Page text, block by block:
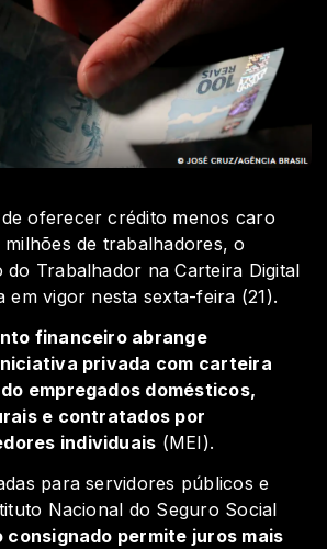
oferecer crédito menos caro
de trabalhadores, o
do Trabalhador na Carteira Digital
em vigor nesta sexta-feira (21).
financeiro abrange
privada com carteira
empregados domésticos,
e contratados por
individuais (MEI).
para servidores públicos e
Nacional do Seguro Social
consignado permite juros mais